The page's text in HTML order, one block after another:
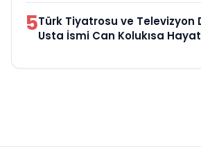
5Türk Tiyatrosu ve Televizyon
Usta İsmi Can Kolukısa